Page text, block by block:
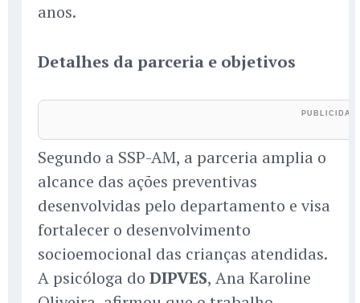
anos.
Detalhes da parceria e objetivos
Segundo a SSP-AM, a parceria amplia o
alcance das ações preventivas
desenvolvidas pelo departamento e visa
fortalecer o desenvolvimento
socioemocional das crianças atendidas.
A psicóloga do DIPVES, Ana Karoline